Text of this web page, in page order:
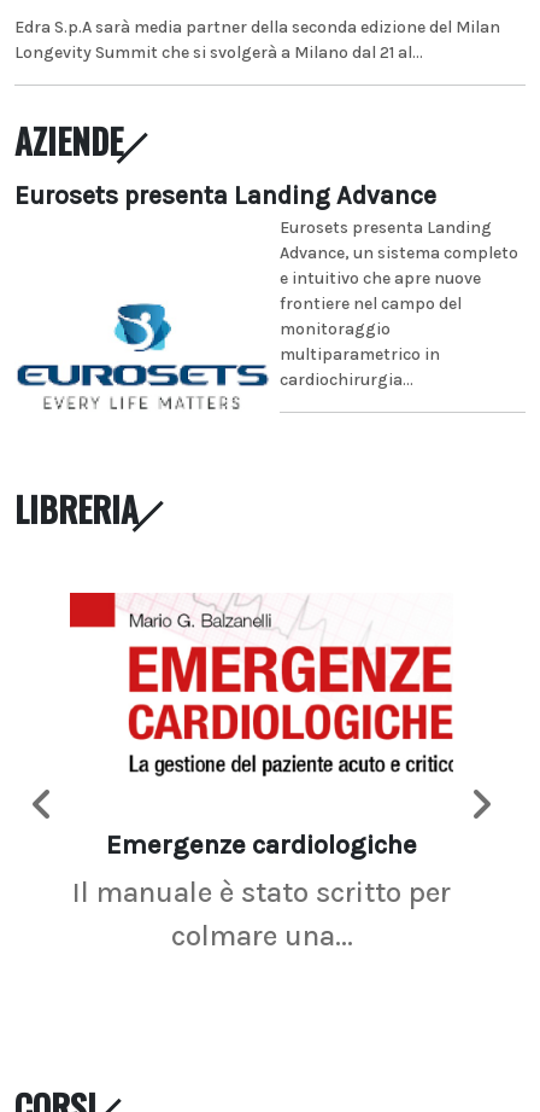
Edra S.p.A sarà media partner della seconda edizione del Milan
Longevity Summit che si svolgerà a Milano dal 21 al...
AZIENDE
Eurosets presenta Landing Advance
Eurosets presenta Landing
Advance, un sistema completo
e intuitivo che apre nuove
frontiere nel campo del
monitoraggio
multiparametrico in
cardiochirurgia...
LIBRERIA
Emergenze cardiologiche
Il manuale è stato scritto per
colmare una...